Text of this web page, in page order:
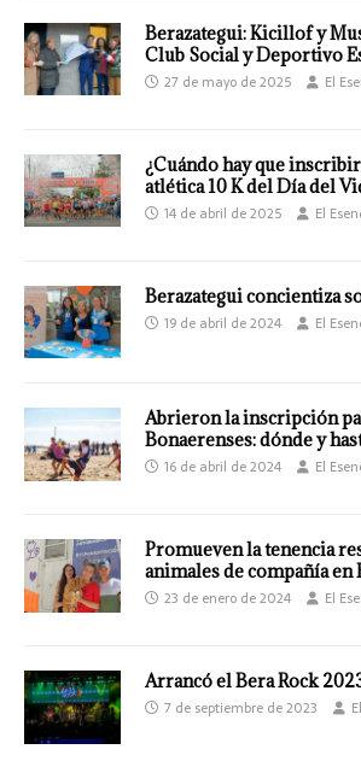
Berazategui: Kicillof y
Club Social y Deportivo
27 de mayo de 2025 El
¿Cuándo hay que
atlética 10 K del Día del
14 de abril de 2025 El
Berazategui concientiza
19 de abril de 2024 El
Abrieron la inscripción
Bonaerenses: dónde y
16 de abril de 2024 El
Promueven la tenencia
animales de compañía en
23 de enero de 2024 El
Arrancó el Bera Rock
7 de septiembre de 2023